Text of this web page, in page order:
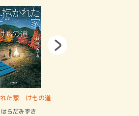
た家 けもの道
らだみずき